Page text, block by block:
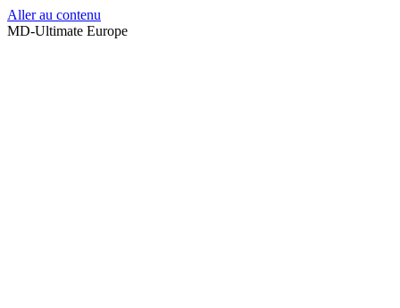
Aller au contenu
MD-Ultimate Europe